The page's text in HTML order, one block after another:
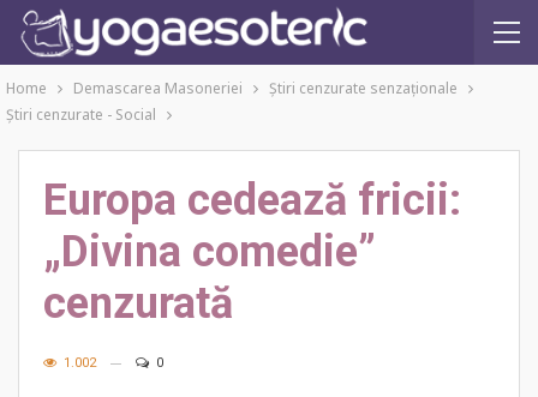
Home Demascarea Masoneriei
Ştiri cenzurate senzaţionale
Ştiri cenzurate - Social
Europa cedează fricii:
„Divina comedie”
cenzurată
1.002 0